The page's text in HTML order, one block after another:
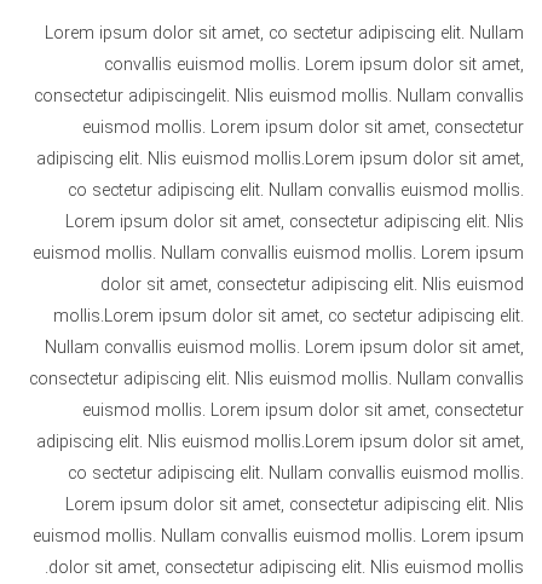
Lorem ipsum dolor sit amet, co sectetur adipiscing elit. Nullam
convallis euismod mollis. Lorem ipsum dolor sit amet,
consectetur adipiscingelit. Nlis euismod mollis. Nullam convallis
euismod mollis. Lorem ipsum dolor sit amet, consectetur
adipiscing elit. Nlis euismod mollis.Lorem ipsum dolor sit amet,
co sectetur adipiscing elit. Nullam convallis euismod mollis.
Lorem ipsum dolor sit amet, consectetur adipiscing elit. Nlis
euismod mollis. Nullam convallis euismod mollis. Lorem ipsum
dolor sit amet, consectetur adipiscing elit. Nlis euismod
mollis.Lorem ipsum dolor sit amet, co sectetur adipiscing elit.
Nullam convallis euismod mollis. Lorem ipsum dolor sit amet,
consectetur adipiscing elit. Nlis euismod mollis. Nullam convallis
euismod mollis. Lorem ipsum dolor sit amet, consectetur
adipiscing elit. Nlis euismod mollis.Lorem ipsum dolor sit amet,
co sectetur adipiscing elit. Nullam convallis euismod mollis.
Lorem ipsum dolor sit amet, consectetur adipiscing elit. Nlis
euismod mollis. Nullam convallis euismod mollis. Lorem ipsum
dolor sit amet, consectetur adipiscing elit. Nlis euismod mollis.